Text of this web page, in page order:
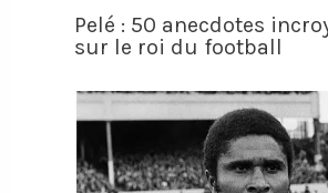
Pelé : 50 anecdotes
sur le roi du football